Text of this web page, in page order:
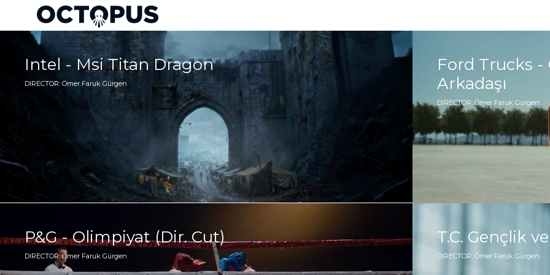
Intel - Msi Titan Dragon
DIRECTOR: Ömer Faruk Gürgen
Ford Trucks -
Arkadaşı
DIRECTOR: Ömer Faruk Gürgen
P&G - Olimpiyat (Dir. Cut)
DIRECTOR: Ömer Faruk Gürgen
T.C. Gençlik
DIRECTOR: Ömer Faruk Gürgen